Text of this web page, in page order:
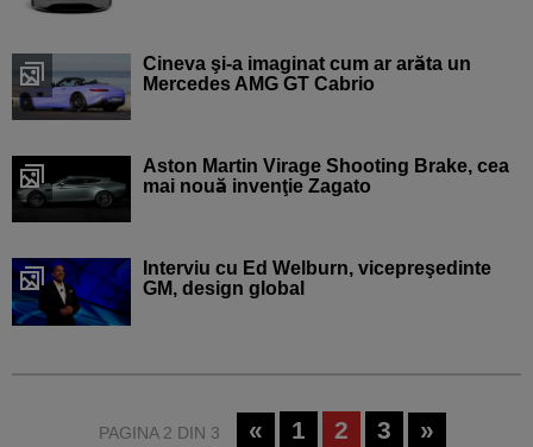
Cineva şi-a imaginat cum ar arăta un
Mercedes AMG GT Cabrio
Aston Martin Virage Shooting Brake, cea
mai nouă invenţie Zagato
Interviu cu Ed Welburn, vicepreşedinte
GM, design global
PAGINA 2 DIN 3 « 1 2 3 »